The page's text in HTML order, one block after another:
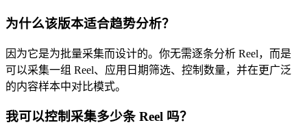
为什么该版本适合趋势分析？
因为它是为批量采集而设计的。你无需逐条分析 Reel，而是
可以采集一组 Reel、应用日期筛选、控制数量，并在更广泛
的内容样本中对比模式。
我可以控制采集多少条 Reel 吗？